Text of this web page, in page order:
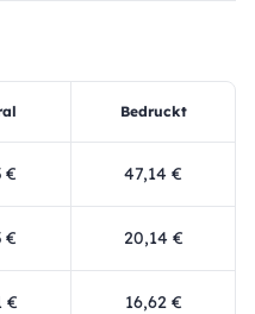
Bedruckt
€ 47,14 €
€ 20,14 €
€ 16,62 €